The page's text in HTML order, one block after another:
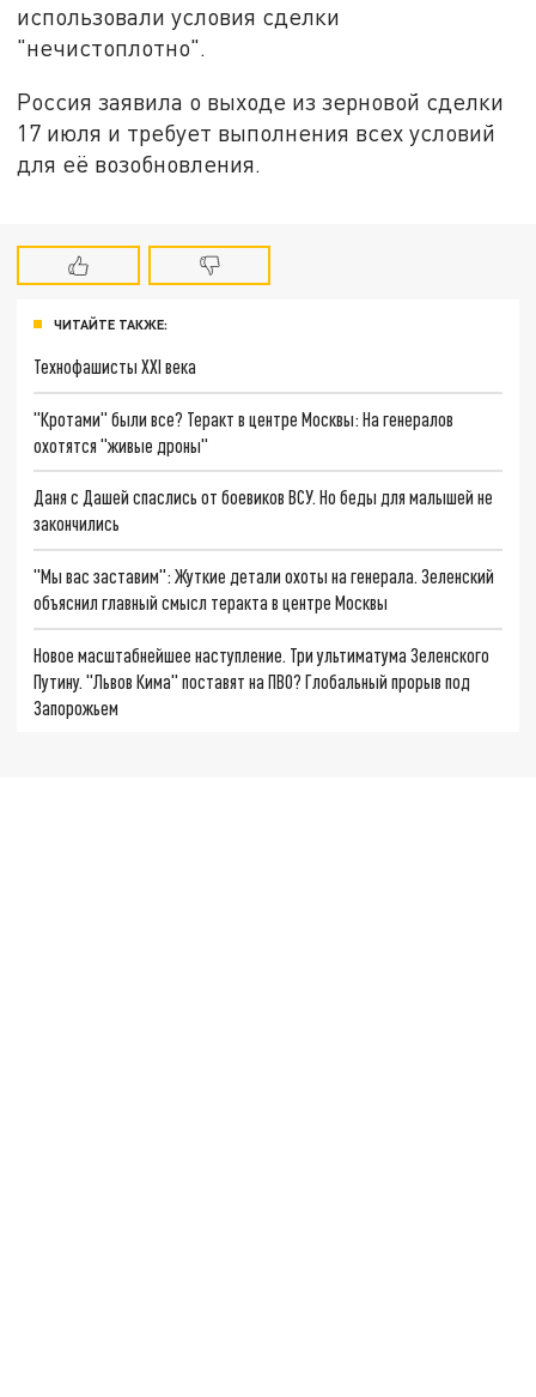
использовали условия сделки
"нечистоплотно".
Россия заявила о выходе из зерновой сделки
17 июля и требует выполнения всех условий
для её возобновления.
ЧИТАЙТЕ ТАКЖЕ:
Технофашисты XXI века
"Кротами" были все? Теракт в центре Москвы: На генералов
охотятся "живые дроны"
Даня с Дашей спаслись от боевиков ВСУ. Но беды для малышей не
закончились
"Мы вас заставим": Жуткие детали охоты на генерала. Зеленский
объяснил главный смысл теракта в центре Москвы
Новое масштабнейшее наступление. Три ультиматума Зеленского
Путину. "Львов Кима" поставят на ПВО? Глобальный прорыв под
Запорожьем